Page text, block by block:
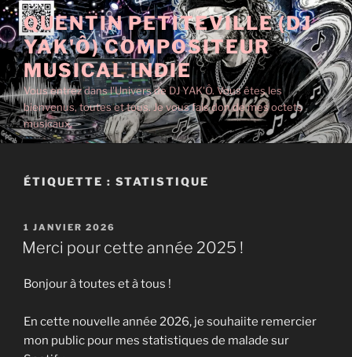
Aller
au
contenu
principal
QUENTIN PETITEVILLE (DJ
YAK'Ô) COMPOSITEUR
MUSICAL INDIE
Vous entrez dans l'Univers de DJ YAK'Ô. Vous êtes les
bienvenus, toutes et tous. Je vous fais don de mes octets
musicaux.
ÉTIQUETTE : STATISTIQUE
PUBLIÉ
LE
1 JANVIER 2026
Merci pour cette année 2025 !
Bonjour à toutes et à tous !
En cette nouvelle année 2026, je souhaiite remercier
mon public pour mes statistiques de malade sur